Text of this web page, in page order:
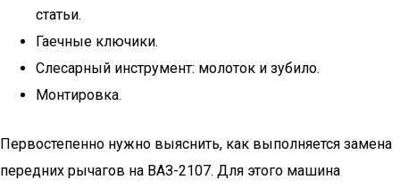
статьи.
Гаечные ключики.
Слесарный инструмент: молоток и зубило.
Монтировка.
Первостепенно нужно выяснить, как выполняется замена
передних рычагов на ВАЗ-2107. Для этого машина